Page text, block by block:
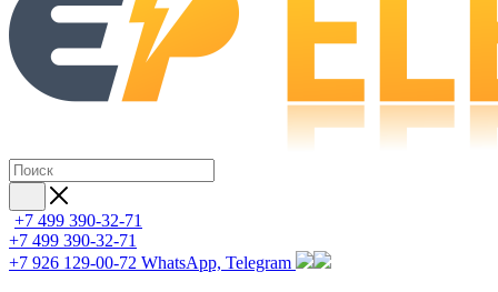
+7 499 390-32-71
+7 499 390-32-71
+7 926 129-00-72 WhatsApp, Telegram